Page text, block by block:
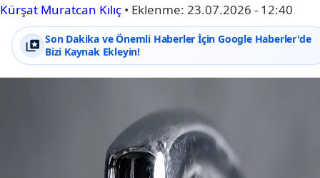
Kürşat Muratcan Kılıç • Eklenme: 23.07.2026 - 12:40
Son Dakika ve Önemli Haberler İçin Google Haberler'de
Bizi Kaynak Ekleyin!